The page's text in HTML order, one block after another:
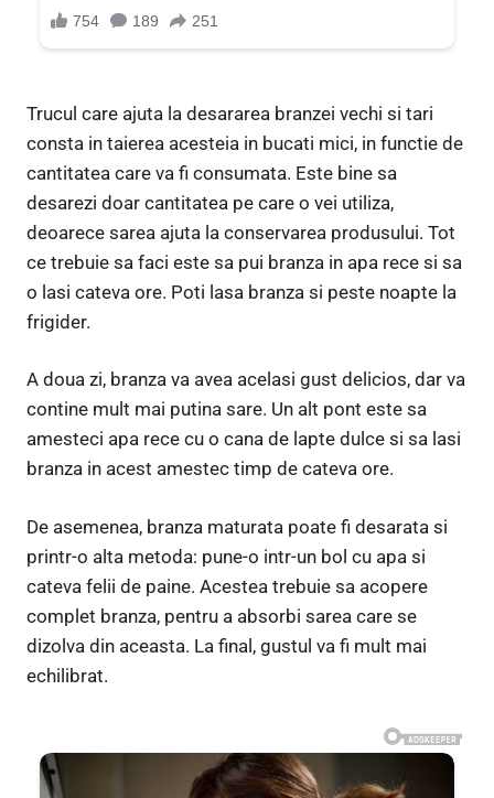
Trucul care ajuta la desararea branzei vechi si tari
consta in taierea acesteia in bucati mici, in functie de
cantitatea care va fi consumata. Este bine sa
desarezi doar cantitatea pe care o vei utiliza,
deoarece sarea ajuta la conservarea produsului. Tot
ce trebuie sa faci este sa pui branza in apa rece si sa
o lasi cateva ore. Poti lasa branza si peste noapte la
frigider.
A doua zi, branza va avea acelasi gust delicios, dar va
contine mult mai putina sare. Un alt pont este sa
amesteci apa rece cu o cana de lapte dulce si sa lasi
branza in acest amestec timp de cateva ore.
De asemenea, branza maturata poate fi desarata si
printr-o alta metoda: pune-o intr-un bol cu apa si
cateva felii de paine. Acestea trebuie sa acopere
complet branza, pentru a absorbi sarea care se
dizolva din aceasta. La final, gustul va fi mult mai
echilibrat.